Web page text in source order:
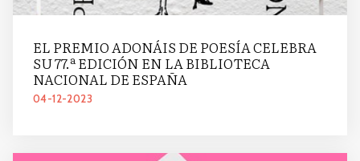
EL PREMIO ADONÁIS DE POESÍA CELEBRA
SU 77.ª EDICIÓN EN LA BIBLIOTECA
NACIONAL DE ESPAÑA
04-12-2023